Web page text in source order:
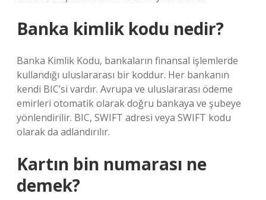
Banka kimlik kodu nedir?
Banka Kimlik Kodu, bankaların finansal işlemlerde
kullandığı uluslararası bir koddur. Her bankanın
kendi BIC’si vardır. Avrupa ve uluslararası ödeme
emirleri otomatik olarak doğru bankaya ve şubeye
yönlendirilir. BIC, SWIFT adresi veya SWIFT kodu
olarak da adlandırılır.
Kartın bin numarası ne
demek?